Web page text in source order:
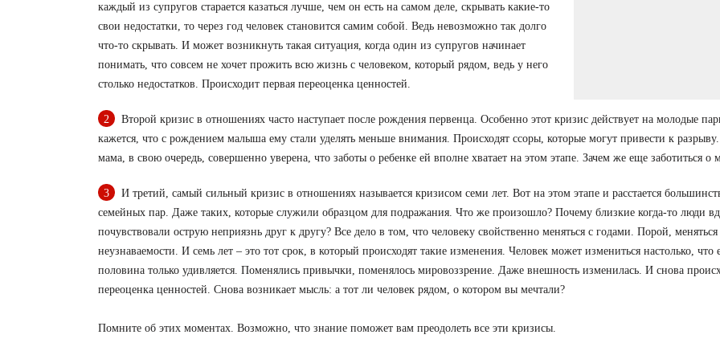
каждый из супругов старается казаться лучше, чем он есть на самом деле, скрывать какие-то
свои недостатки, то через год человек становится самим собой. Ведь невозможно так долго
что-то скрывать. И может возникнуть такая ситуация, когда один из супругов начинает
понимать, что совсем не хочет прожить всю жизнь с человеком, который рядом, ведь у него
столько недостатков. Происходит первая переоценка ценностей.
Второй кризис в отношениях часто наступает после рождения первенца. Особенно этот кризис действует на молодые
кажется, что с рождением малыша ему стали уделять меньше внимания. Происходят ссоры, которые могут привести к
мама, в свою очередь, совершенно уверена, что заботы о ребенке ей вполне хватает на этом этапе. Зачем же еще заботиться о
И третий, самый сильный кризис в отношениях называется кризисом семи лет. Вот на этом этапе и расстается
семейных пар. Даже таких, которые служили образцом для подражания. Что же произошло? Почему близкие когда-то люди
почувствовали острую неприязнь друг к другу? Все дело в том, что человеку свойственно меняться с годами. Порой, меняться
неузнаваемости. И семь лет – это тот срок, в который происходят такие изменения. Человек может измениться настолько, что
половина только удивляется. Поменялись привычки, поменялось мировоззрение. Даже внешность изменилась. И снова
переоценка ценностей. Снова возникает мысль: а тот ли человек рядом, о котором вы мечтали?
Помните об этих моментах. Возможно, что знание поможет вам преодолеть все эти кризисы.